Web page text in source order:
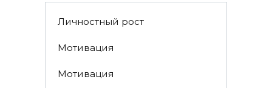
Личностный рост
Мотивация
Мотивация